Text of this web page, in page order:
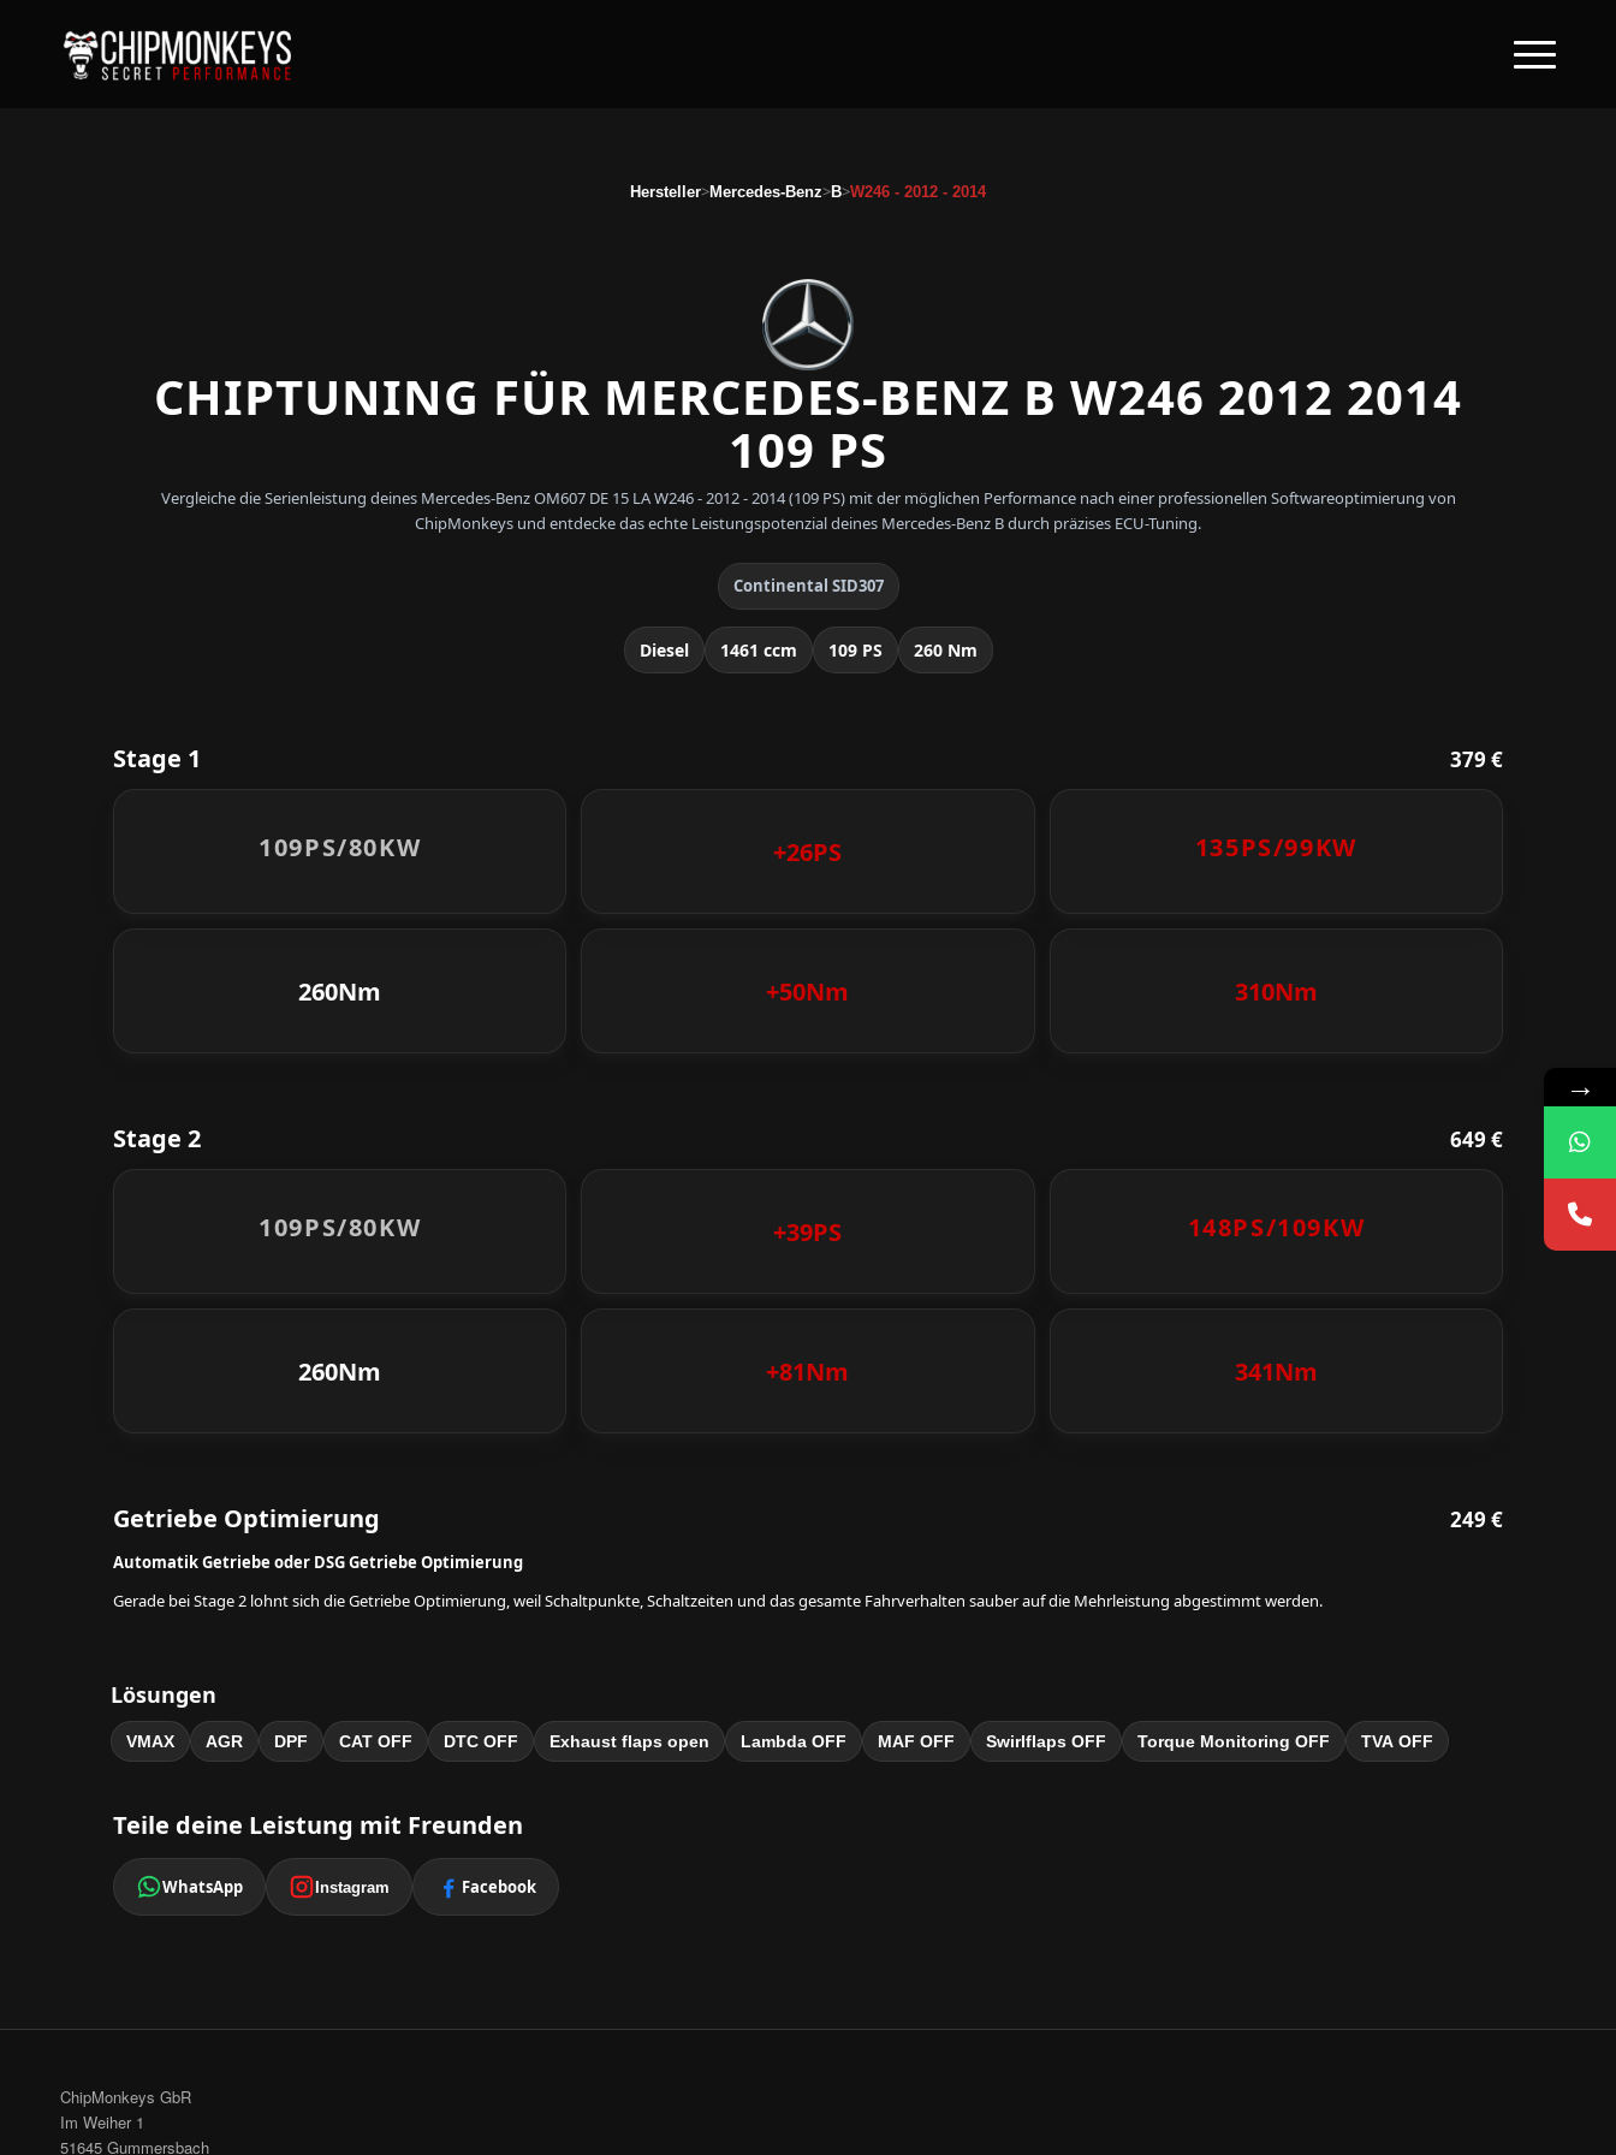
Hersteller>Mercedes-Benz>B>W246 - 2012 - 2014
CHIPTUNING FÜR MERCEDES-BENZ B W246 2012 2014
109 PS
Vergleiche die Serienleistung deines Mercedes-Benz OM607 DE 15 LA W246 - 2012 - 2014 (109 PS) mit der möglichen Performance nach einer professionellen Softwareoptimierung von
ChipMonkeys und entdecke das echte Leistungspotenzial deines Mercedes-Benz B durch präzises ECU-Tuning.
Continental SID307
Diesel 1461 ccm 109 PS 260 Nm
Stage 1 379 €
109PS/80KW +26PS 135PS/99KW
260Nm +50Nm 310Nm
Stage 2 649 €
109PS/80KW +39PS 148PS/109KW
260Nm +81Nm 341Nm
Getriebe Optimierung 249 €
Automatik Getriebe oder DSG Getriebe Optimierung
Gerade bei Stage 2 lohnt sich die Getriebe Optimierung, weil Schaltpunkte, Schaltzeiten und das gesamte Fahrverhalten sauber auf die Mehrleistung abgestimmt werden.
Lösungen
VMAX AGR DPF CAT OFF DTC OFF Exhaust flaps open Lambda OFF MAF OFF Swirlflaps OFF Torque Monitoring OFF TVA OFF
Teile deine Leistung mit Freunden
WhatsApp Instagram Facebook
ChipMonkeys GbR
Im Weiher 1
51645 Gummersbach
→